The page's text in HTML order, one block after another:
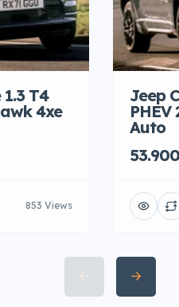
T4
4xe
853 Views
Jeep
Auto